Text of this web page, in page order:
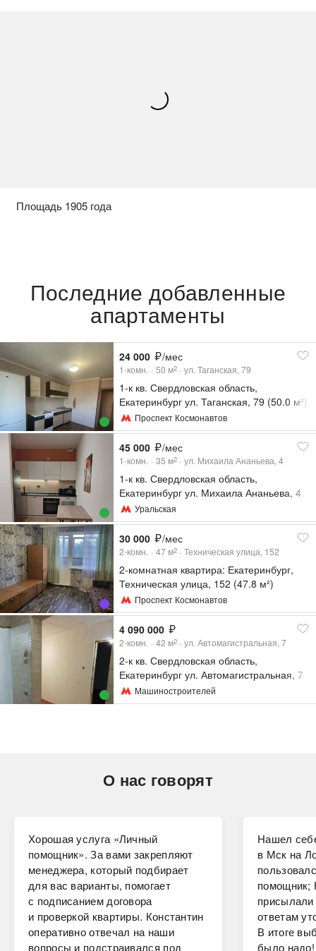
Площадь 1905 года
Последние добавленные
апартаменты
24 000 /мес
1-комн. 50 м2 ул. Таганская, 79
1-к кв. Свердловская область,
Екатеринбург ул. Таганская, 79 (50.0 м²)
Проспект Космонавтов
45 000 /мес
1-комн. 35 м2 ул. Михаила Ананьева, 4
1-к кв. Свердловская область,
Екатеринбург ул. Михаила Ананьева, 4
(35.0 м²)
Уральская
30 000 /мес
2-комн. 47 м2 Техническая улица, 152
2-комнатная квартира: Екатеринбург,
Техническая улица, 152 (47.8 м²)
Проспект Космонавтов
4 090 000
2-комн. 42 м2 ул. Автомагистральная, 7
2-к кв. Свердловская область,
Екатеринбург ул. Автомагистральная, 7
(42.9 м²)
Машиностроителей
О нас говорят
Хорошая услуга «Личный
помощник». За вами закрепляют
менеджера, который подбирает
для вас варианты, помогает
с подписанием договора
и проверкой квартиры. Константин
оперативно отвечал на наши
вопросы и подстраивался под
Нашел
в Мск на
помощник;
ответам
В итоге
было надо!